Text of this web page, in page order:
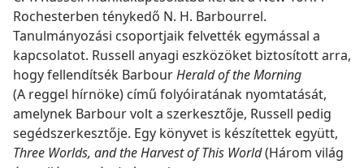
Rochesterben ténykedő N. H. Barbourrel.
Tanulmányozási csoportjaik felvették egymással a
kapcsolatot. Russell anyagi eszközöket biztosított arra,
hogy fellendítsék BarbourHerald of the Morning
(A reggel hírnöke) című folyóiratának nyomtatását,
amelynek Barbour volt a szerkesztője, Russell pedig
segédszerkesztője. Egy könyvet is készítettek együtt,
Three Worlds, and the Harvest of This World(Három világ